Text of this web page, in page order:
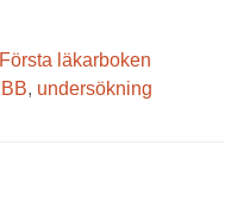
Första läkarboken
BB, undersökning